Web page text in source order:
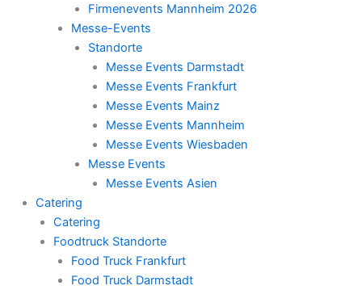
Firmenevents Mannheim 2026
Messe-Events
Standorte
Messe Events Darmstadt
Messe Events Frankfurt
Messe Events Mainz
Messe Events Mannheim
Messe Events Wiesbaden
Messe Events
Messe Events Asien
Catering
Catering
Foodtruck Standorte
Food Truck Frankfurt
Food Truck Darmstadt